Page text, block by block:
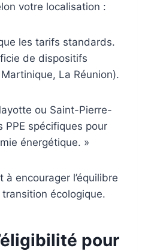
votre localisation :
les tarifs standards.
de dispositifs
La Réunion).
ou Saint-Pierre-
spécifiques pour
énergétique. »
encourager l’équilibre
écologique.
pour